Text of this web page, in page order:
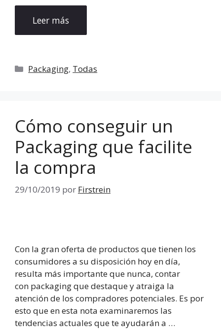
Leer más
Categorías
Packaging, Todas
Cómo conseguir un
Packaging que facilite
la compra
29/10/2019 por Firstrein
Con la gran oferta de productos que tienen los
consumidores a su disposición hoy en día,
resulta más importante que nunca, contar
con packaging que destaque y atraiga la
atención de los compradores potenciales. Es por
esto que en esta nota examinaremos las
tendencias actuales que te ayudarán a …